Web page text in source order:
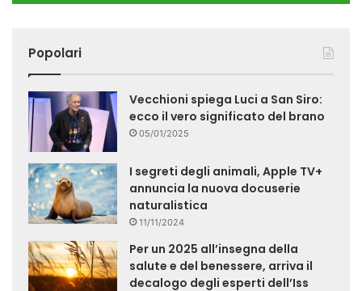
Popolari
Vecchioni spiega Luci a San Siro:
ecco il vero significato del brano
05/01/2025
I segreti degli animali, Apple TV+
annuncia la nuova docuserie
naturalistica
11/11/2024
Per un 2025 all’insegna della
salute e del benessere, arriva il
decalogo degli esperti dell’Iss